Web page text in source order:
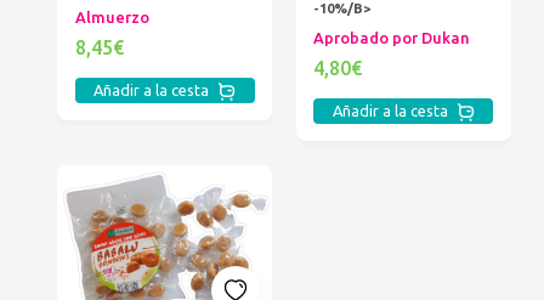
Almuerzo
8,45€
Añadir a la cesta
-10%/B>
Aprobado por Dukan
4,80€
Añadir a la cesta